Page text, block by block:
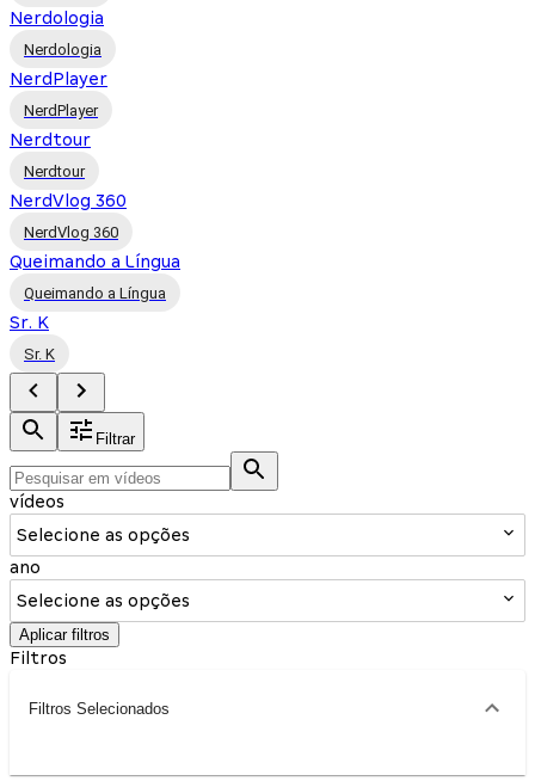
Nerdologia
Nerdologia
NerdPlayer
NerdPlayer
Nerdtour
Nerdtour
NerdVlog 360
NerdVlog 360
Queimando a Língua
Queimando a Língua
Sr. K
Sr. K
Filtrar
vídeos
Selecione as opções
ano
Selecione as opções
Aplicar filtros
Filtros
Filtros Selecionados